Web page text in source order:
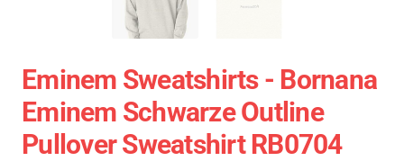
Eminem Sweatshirts - Bornana
Eminem Schwarze Outline
Pullover Sweatshirt RB0704